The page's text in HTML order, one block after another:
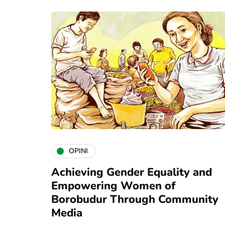
OPINI
Achieving Gender Equality and
Empowering Women of
Borobudur Through Community
Media